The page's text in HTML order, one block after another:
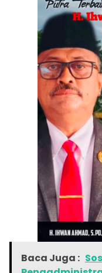
Baca Juga :